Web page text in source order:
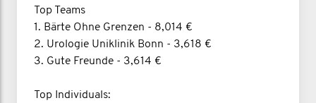
Top Teams
1. Bärte Ohne Grenzen - 8,014 €
2. Urologie Uniklinik Bonn - 3,618 €
3. Gute Freunde - 3,614 €
Top Individuals: